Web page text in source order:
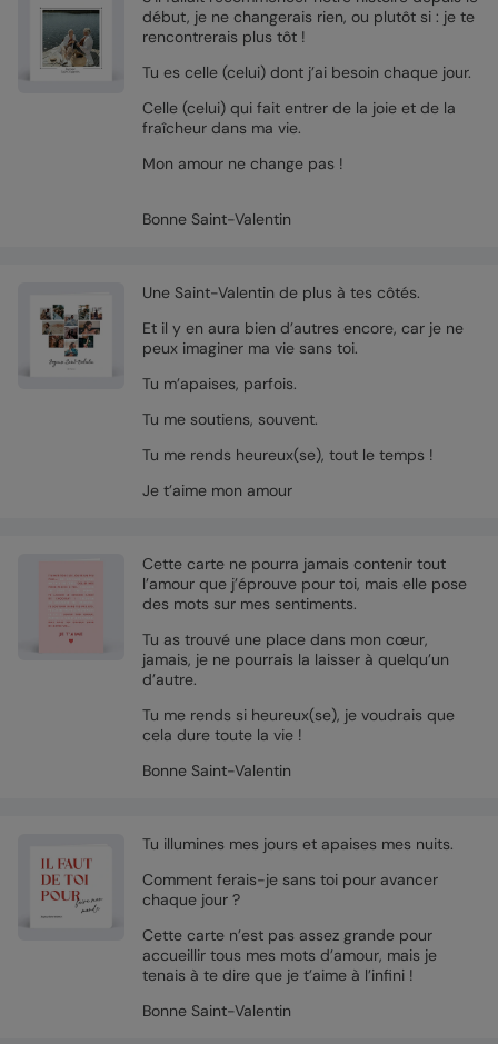
début, je ne changerais rien, ou plutôt si : je te
rencontrerais plus tôt !
Tu es celle (celui) dont j’ai besoin chaque jour.
Celle (celui) qui fait entrer de la joie et de la
fraîcheur dans ma vie.
Mon amour ne change pas !
Bonne Saint-Valentin
Une Saint-Valentin de plus à tes côtés.
Et il y en aura bien d’autres encore, car je ne
peux imaginer ma vie sans toi.
Tu m’apaises, parfois.
Tu me soutiens, souvent.
Tu me rends heureux(se), tout le temps !
Je t’aime mon amour
Cette carte ne pourra jamais contenir tout
l’amour que j’éprouve pour toi, mais elle pose
des mots sur mes sentiments.
Tu as trouvé une place dans mon cœur,
jamais, je ne pourrais la laisser à quelqu’un
d’autre.
Tu me rends si heureux(se), je voudrais que
cela dure toute la vie !
Bonne Saint-Valentin
Tu illumines mes jours et apaises mes nuits.
Comment ferais-je sans toi pour avancer
chaque jour ?
Cette carte n’est pas assez grande pour
accueillir tous mes mots d’amour, mais je
tenais à te dire que je t’aime à l’infini !
Bonne Saint-Valentin